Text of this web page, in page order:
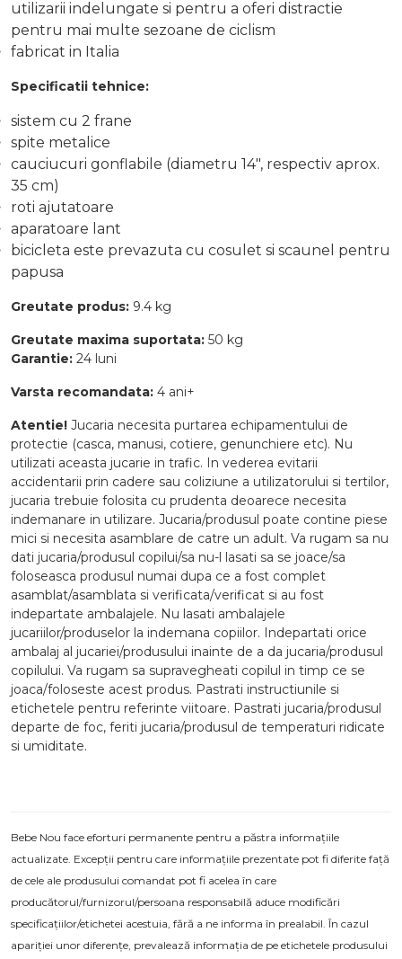
utilizarii indelungate si pentru a oferi distractie
pentru mai multe sezoane de ciclism
fabricat in Italia
Specificatii tehnice:
sistem cu 2 frane
spite metalice
cauciucuri gonflabile (diametru 14", respectiv aprox.
35 cm)
roti ajutatoare
aparatoare lant
bicicleta este prevazuta cu cosulet si scaunel pentru
papusa
Greutate produs: 9.4 kg
Greutate maxima suportata: 50 kg
Garantie: 24 luni
Varsta recomandata: 4 ani+
Atentie! Jucaria necesita purtarea echipamentului de
protectie (casca, manusi, cotiere, genunchiere etc). Nu
utilizati aceasta jucarie in trafic. In vederea evitarii
accidentarii prin cadere sau coliziune a utilizatorului si tertilor,
jucaria trebuie folosita cu prudenta deoarece necesita
indemanare in utilizare. Jucaria/produsul poate contine piese
mici si necesita asamblare de catre un adult. Va rugam sa nu
dati jucaria/produsul copilui/sa nu-l lasati sa se joace/sa
foloseasca produsul numai dupa ce a fost complet
asamblat/asamblata si verificata/verificat si au fost
indepartate ambalajele. Nu lasati ambalajele
jucariilor/produselor la indemana copiilor. Indepartati orice
ambalaj al jucariei/produsului inainte de a da jucaria/produsul
copilului. Va rugam sa supravegheati copilul in timp ce se
joaca/foloseste acest produs. Pastrati instructiunile si
etichetele pentru referinte viitoare. Pastrati jucaria/produsul
departe de foc, feriti jucaria/produsul de temperaturi ridicate
si umiditate.
Bebe Nou face eforturi permanente pentru a păstra informațiile
actualizate. Excepții pentru care informațiile prezentate pot fi diferite față
de cele ale produsului comandat pot fi acelea în care
producătorul/furnizorul/persoana responsabilă aduce modificări
specificațiilor/etichetei acestuia, fără a ne informa în prealabil. În cazul
apariției unor diferențe, prevalează informația de pe etichetele produsului